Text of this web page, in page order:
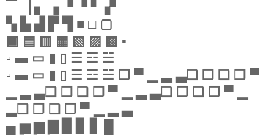
▔ ▕ ▖ ▗ ▝ ▝ ▘ ▞
▚ ▙ ▟ ▛ ▜ ■ □ ▢
▣ ▤ ▥ ▦ ▧ ▨ ▩ ▪
▫ ▬ ▭ ▮ ▯ ☰ ☲ ☱
▫ ▬ ▭ ▮ ▯ ☰ ☲ ☱ ❒ ▀ ▁ ▂ ▃❏ ❐ ❑ ❒ ▀
▁ ▂ ▃❏ ❐ ❑ ❒ ▀ ▁ ▂ ▃❏ ❐ ❑ ❒ ▀ ▁
▂❏ ❐ ❑ ❒ ▀ ▁ ▂ ▃
▄ ▅ ▆ ▇ ▉ ▊ ▋ █